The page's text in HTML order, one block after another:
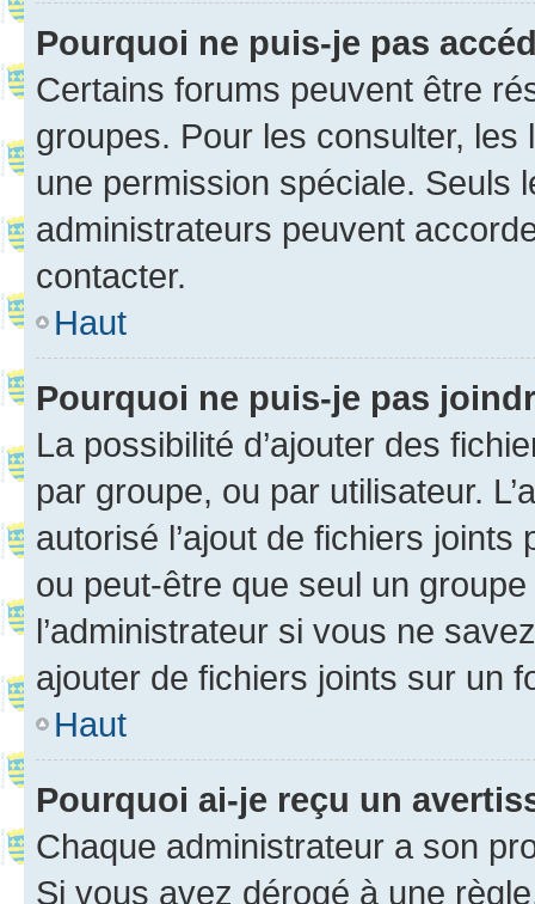
Pourquoi ne puis-je pas
Certains forums peuvent être
groupes. Pour les consulter,
une permission spéciale. Seuls
administrateurs peuvent
contacter.
Haut
Pourquoi ne puis-je pas
La possibilité d’ajouter des
par groupe, ou par utilisateur.
autorisé l’ajout de fichiers
ou peut-être que seul un
l’administrateur si vous ne
ajouter de fichiers joints sur un
Haut
Pourquoi ai-je reçu un
Chaque administrateur a son
Si vous avez dérogé à une